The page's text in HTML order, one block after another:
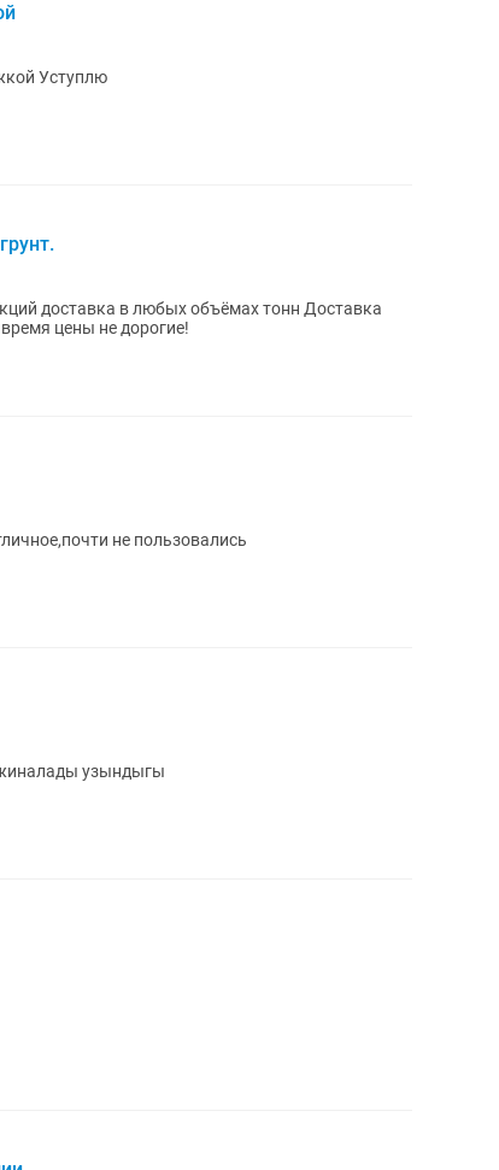
кухонный гарнитур угловой с газом и вытяжкой Уступлю
доставка в любых объёмах тонн Доставка
цены не дорогие!
не пользовались
узындыгы